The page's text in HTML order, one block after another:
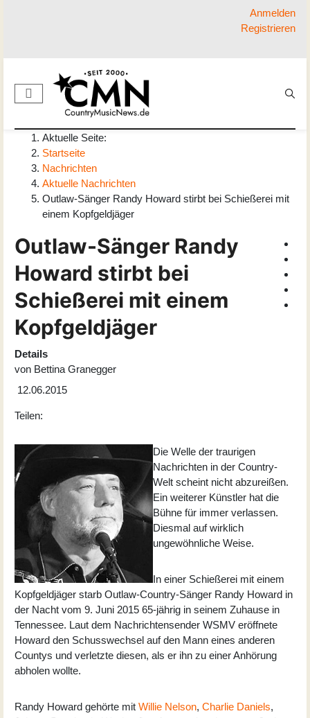
Anmelden
Registrieren
Aktuelle Seite:
Startseite
Nachrichten
Aktuelle Nachrichten
Outlaw-Sänger Randy Howard stirbt bei Schießerei mit
einem Kopfgeldjäger
Outlaw-Sänger Randy
Howard stirbt bei
Schießerei mit einem
Kopfgeldjäger
Details
von Bettina Granegger
12.06.2015
Teilen:
Die Welle der traurigen
Nachrichten in der Country-
Welt scheint nicht abzureißen.
Ein weiterer Künstler hat die
Bühne für immer verlassen.
Diesmal auf wirklich
ungewöhnliche Weise.
In einer Schießerei mit einem
Kopfgeldjäger starb Outlaw-Country-Sänger Randy Howard in
der Nacht vom 9. Juni 2015 65-jährig in seinem Zuhause in
Tennessee. Laut dem Nachrichtensender WSMV eröffnete
Howard den Schusswechsel auf den Mann eines anderen
Countys und verletzte diesen, als er ihn zu einer Anhörung
abholen wollte.
Randy Howard gehörte mit Willie Nelson, Charlie Daniels,